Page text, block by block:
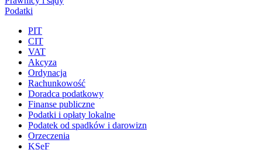
Podatki
PIT
CIT
VAT
Akcyza
Ordynacja
Rachunkowość
Doradca podatkowy
Finanse publiczne
Podatki i opłaty lokalne
Podatek od spadków i darowizn
Orzeczenia
KSeF